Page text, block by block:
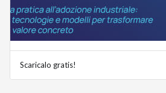
Scaricalo gratis!